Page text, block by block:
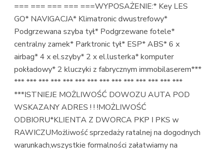
=== === === === ===WYPOSAŻENIE:* Key LES
GO* NAVIGACJA* Klimatronic dwustrefowy*
Podgrzewana szyba tył* Podgrzewane fotele*
centralny zamek* Parktronic tył* ESP* ABS* 6 x
airbag* 4 x el.szyby* 2 x el.lusterka* komputer
pokładowy* 2 kluczyki z fabrycznym immobilaserem***
*** *** *** *** *** *** *** *** *** *** *** *** *** ***
***ISTNIEJE MOŻLIWOŚĆ DOWOZU AUTA POD
WSKAZANY ADRES ! ! !MOŻLIWOŚĆ
ODBIORU*KLIENTA Z DWORCA PKP I PKS w
RAWICZUMożliwość sprzedaży ratalnej na dogodnych
warunkach,wszystkie formalności załatwiamy na